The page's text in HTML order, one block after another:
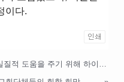
이다.
인쇄